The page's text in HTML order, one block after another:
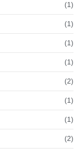
(1)
(1)
(1)
(1)
(2)
(1)
(1)
(2)